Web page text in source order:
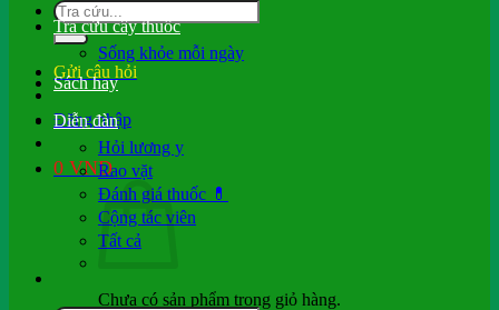
Gửi câu hỏi
Đăng nhập
0 VND
Chưa có sản phẩm trong giỏ hàng.
Tra cứu cây thuốc
Sống khỏe mỗi ngày
Sách hay
Diễn đàn
Hỏi lương y
Rao vặt
Đánh giá thuốc 💊
Cộng tác viên
Tất cả